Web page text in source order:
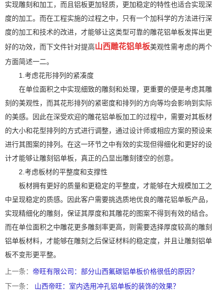
实现雕刻和加工，而且铝板更加轻质，更加稳定的特性也适合实现深
度的加工。而在工程实施的过程之中，只有一个加科学的方法进行深
度的加工和技术的改进，才能够让这类型可靠的雕花铝单板发挥出更
好的功效，而下文件针对提高山西雕花铝单板美观性需考虑的两个
方面简述一二。
1.考虑花形排列的紧凑度
在单位面积之中实现细致的雕刻和处理，更重要的便是考虑其雕
刻的美观性，而其花形排列的紧密度和排列的方向等均会影响到实际
的美感。因此在深受欢迎的雕花铝单板加工的过程中，需要对其板材
的大小和花型排列的方式进行调整，通过设计师或相应方案的预设来
进行其图案的排列。在这一环节之中有效的实现但得细化和更好的设
计才能够让雕刻铝单板，真正的凸显出雕刻镂空的创意。
2.考虑板材的平整度和支撑性
板材拥有更好的质量和更稳定的平整度，才能够在大规模加工之
中呈现稳定的质感。因此客户需要挑选质地优良的雕花铝单板产品，
实现精细化的雕刻，保证其厚度和其雕花的图案不得到有效的结合。
而在单位面积之中雕花更多雕刻率更高，则需要选择厚度较高的雕刻
铝单板材料，才能够在雕刻之后保证材料的稳定度，并且让雕刻铝单
板不变形更平整。
上一条： 帝旺有限公司：部分山西氟碳铝单板价格很低的原因？
下一条：
山西帝旺：室内选用冲孔铝单板的装饰的效果？